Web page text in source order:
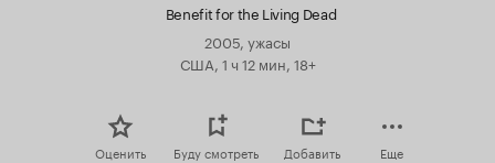
Benefit for the Living Dead
2005, ужасы
США, 1 ч 12 мин, 18+
Оценить Буду смотреть Добавить Еще